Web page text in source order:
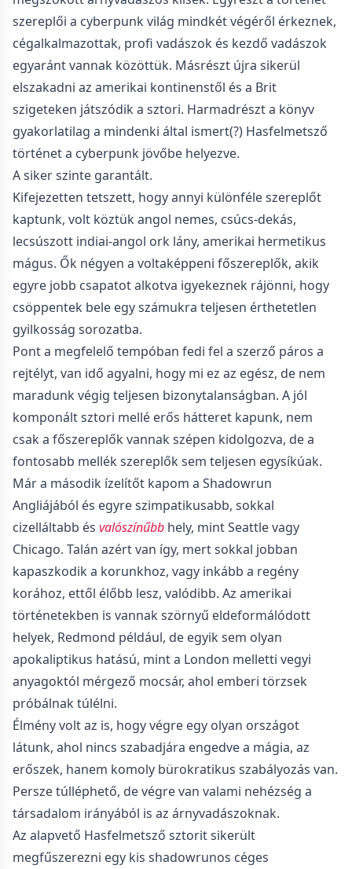
szereplői a cyberpunk világ mindkét végéről érkeznek,
cégalkalmazottak, profi vadászok és kezdő vadászok
egyaránt vannak közöttük. Másrészt újra sikerül
elszakadni az amerikai kontinenstől és a Brit
szigeteken játszódik a sztori. Harmadrészt a könyv
gyakorlatilag a mindenki által ismert(?) Hasfelmetsző
történet a cyberpunk jövőbe helyezve.
A siker szinte garantált.
Kifejezetten tetszett, hogy annyi különféle szereplőt
kaptunk, volt köztük angol nemes, csúcs-dekás,
lecsúszott indiai-angol ork lány, amerikai hermetikus
mágus. Ők négyen a voltaképpeni főszereplők, akik
egyre jobb csapatot alkotva igyekeznek rájönni, hogy
csöppentek bele egy számukra teljesen érthetetlen
gyilkosság sorozatba.
Pont a megfelelő tempóban fedi fel a szerző páros a
rejtélyt, van idő agyalni, hogy mi ez az egész, de nem
maradunk végig teljesen bizonytalanságban. A jól
komponált sztori mellé erős hátteret kapunk, nem
csak a főszereplők vannak szépen kidolgozva, de a
fontosabb mellék szereplők sem teljesen egysíkúak.
Már a második ízelítőt kapom a Shadowrun
Angliájából és egyre szimpatikusabb, sokkal
cizelláltabb és valószínűbb hely, mint Seattle vagy
Chicago. Talán azért van így, mert sokkal jobban
kapaszkodik a korunkhoz, vagy inkább a regény
korához, ettől élőbb lesz, valódibb. Az amerikai
történetekben is vannak szörnyű eldeformálódott
helyek, Redmond például, de egyik sem olyan
apokaliptikus hatású, mint a London melletti vegyi
anyagoktól mérgező mocsár, ahol emberi törzsek
próbálnak túlélni.
Élmény volt az is, hogy végre egy olyan országot
látunk, ahol nincs szabadjára engedve a mágia, az
erőszek, hanem komoly bürokratikus szabályozás van.
Persze túlléphető, de végre van valami nehézség a
társadalom irányából is az árnyvadászoknak.
Az alapvető Hasfelmetsző sztorit sikerült
megfűszerezni egy kis shadowrunos céges